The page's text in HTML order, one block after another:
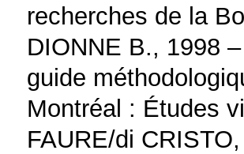
recherches de la
DIONNE B., 1998
guide
Montréal : Études
FAURE/di